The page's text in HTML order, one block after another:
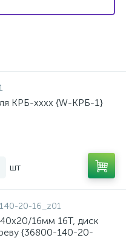
КРБ-хххх {W-КРБ-1}
шт
20-16_z01
16мм 16Т, диск
{36800-140-20-